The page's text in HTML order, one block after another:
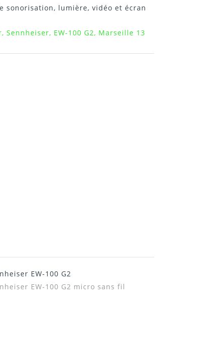
sonorisation, lumière, vidéo et écran
EW-100 G2, Marseille 13
EW-100 G2
EW-100 G2 micro sans fil